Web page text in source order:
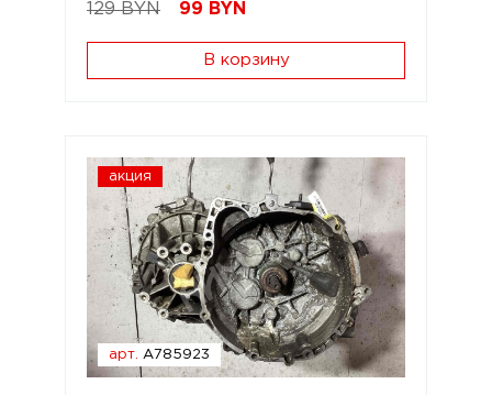
129 BYN 99 BYN
В корзину
акция
арт. A785923